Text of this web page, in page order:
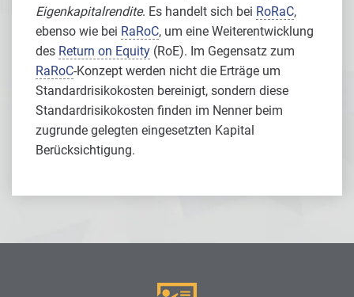
Eigenkapitalrendite. Es handelt sich bei RoRaC,
ebenso wie bei RaRoC, um eine Weiterentwicklung
des Return on Equity (RoE). Im Gegensatz zum
RaRoC-Konzept werden nicht die Erträge um
Standardrisikokosten bereinigt, sondern diese
Standardrisikokosten finden im Nenner beim
zugrunde gelegten eingesetzten Kapital
Berücksichtigung.